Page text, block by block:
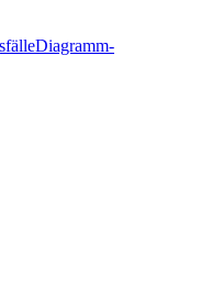
Diagramm-